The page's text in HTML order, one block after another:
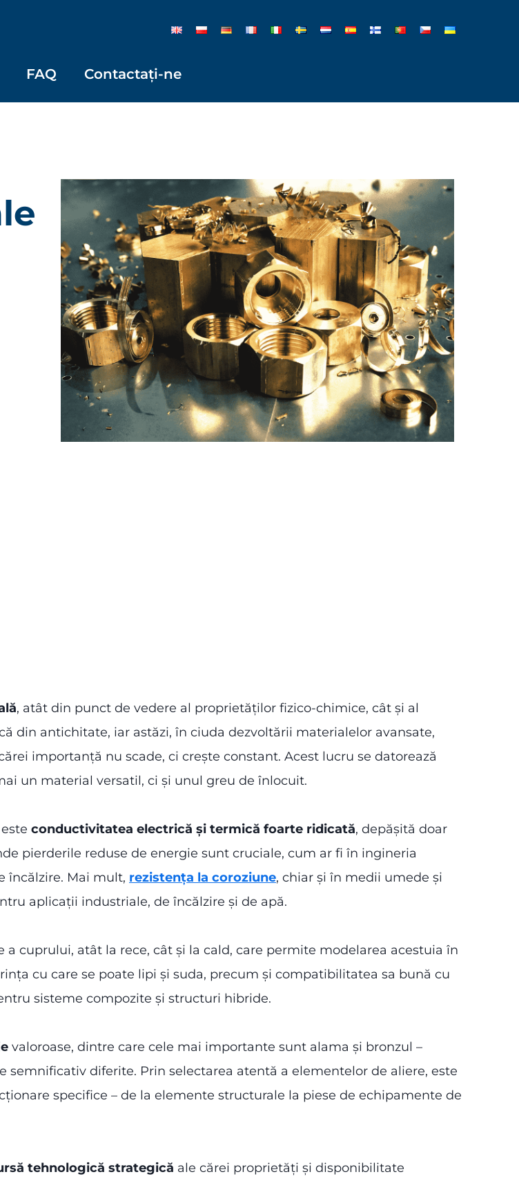
FAQ Contactați-ne
, atât din punct de vedere al proprietăților fizico-chimice, cât și al
din antichitate, iar astăzi, în ciuda dezvoltării materialelor avansate,
importanță nu scade, ci crește constant. Acest lucru se datorează
un material versatil, ci și unul greu de înlocuit.
conductivitatea electrică și termică foarte ridicată, depășită doar
pierderile reduse de energie sunt cruciale, cum ar fi în ingineria
încălzire. Mai mult, rezistența la coroziune, chiar și în medii umede și
aplicații industriale, de încălzire și de apă.
cuprului, atât la rece, cât și la cald, care permite modelarea acestuia în
cu care se poate lipi și suda, precum și compatibilitatea sa bună cu
sisteme compozite și structuri hibride.
valoroase, dintre care cele mai importante sunt alama și bronzul –
diferite. Prin selectarea atentă a elementelor de aliere, este
specifice – de la elemente structurale la piese de echipamente de
tehnologică strategică ale cărei proprietăți și disponibilitate